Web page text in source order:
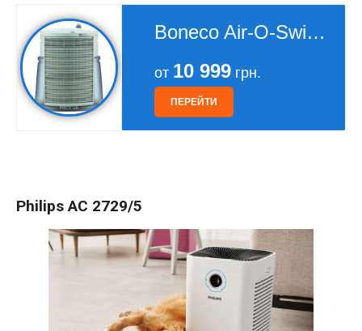
Boneco Air-O-Swiss 2071
от 10 999 грн.
ПЕРЕЙТИ
Philips AC 2729/5